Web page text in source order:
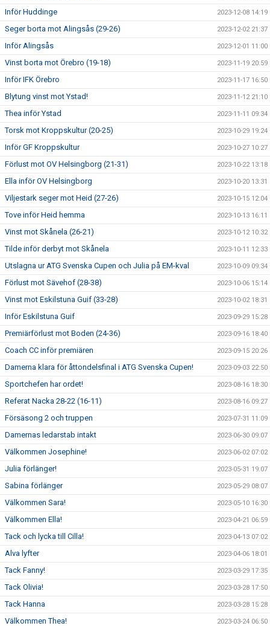
Inför Huddinge 2023-12-08 14:19
Seger borta mot Alingsås (29-26) 2023-12-02 21:37
Inför Alingsås 2023-12-01 11:00
Vinst borta mot Örebro (19-18) 2023-11-19 20:59
Inför IFK Örebro 2023-11-17 16:50
Blytung vinst mot Ystad! 2023-11-12 21:10
Thea inför Ystad 2023-11-11 09:34
Torsk mot Kroppskultur (20-25) 2023-10-29 19:24
Inför GF Kroppskultur 2023-10-27 10:27
Förlust mot OV Helsingborg (21-31) 2023-10-22 13:18
Ella inför OV Helsingborg 2023-10-20 13:31
Viljestark seger mot Heid (27-26) 2023-10-15 12:04
Tove inför Heid hemma 2023-10-13 16:11
Vinst mot Skånela (26-21) 2023-10-12 10:32
Tilde inför derbyt mot Skånela 2023-10-11 12:33
Utslagna ur ATG Svenska Cupen och Julia på EM-kval 2023-10-09 09:34
Förlust mot Sävehof (28-38) 2023-10-06 15:14
Vinst mot Eskilstuna Guif (33-28) 2023-10-02 18:31
Inför Eskilstuna Guif 2023-09-29 15:28
Premiärförlust mot Boden (24-36) 2023-09-16 18:40
Coach CC inför premiären 2023-09-15 20:26
Damerna klara för åttondelsfinal i ATG Svenska Cupen! 2023-09-03 22:50
Sportchefen har ordet! 2023-08-16 18:30
Referat Nacka 28-22 (16-11) 2023-08-16 09:27
Försäsong 2 och truppen 2023-07-31 11:09
Damernas ledarstab intakt 2023-06-30 09:07
Välkommen Josephine! 2023-06-02 07:02
Julia förlänger! 2023-05-31 19:07
Sabina förlänger 2023-05-29 08:07
Välkommen Sara! 2023-05-10 16:30
Välkommen Ella! 2023-04-21 06:59
Tack och lycka till Cilla! 2023-04-13 07:02
Alva lyfter 2023-04-06 18:01
Tack Fanny! 2023-03-29 17:35
Tack Olivia! 2023-03-28 17:50
Tack Hanna 2023-03-28 15:28
Välkommen Thea! 2023-03-24 06:50